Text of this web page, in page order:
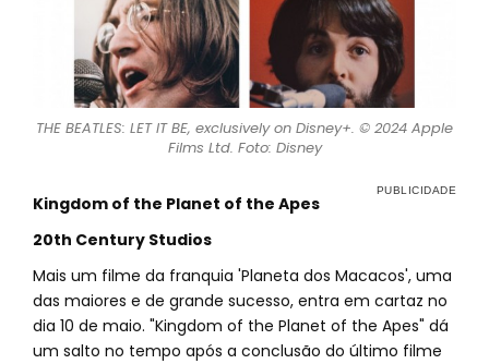
THE BEATLES: LET IT BE, exclusively on Disney+. © 2024 Apple
Films Ltd. Foto: Disney
Kingdom of the Planet of the Apes
20th Century Studios
Mais um filme da franquia 'Planeta dos Macacos', uma
das maiores e de grande sucesso, entra em cartaz no
dia 10 de maio. "Kingdom of the Planet of the Apes" dá
um salto no tempo após a conclusão do último filme